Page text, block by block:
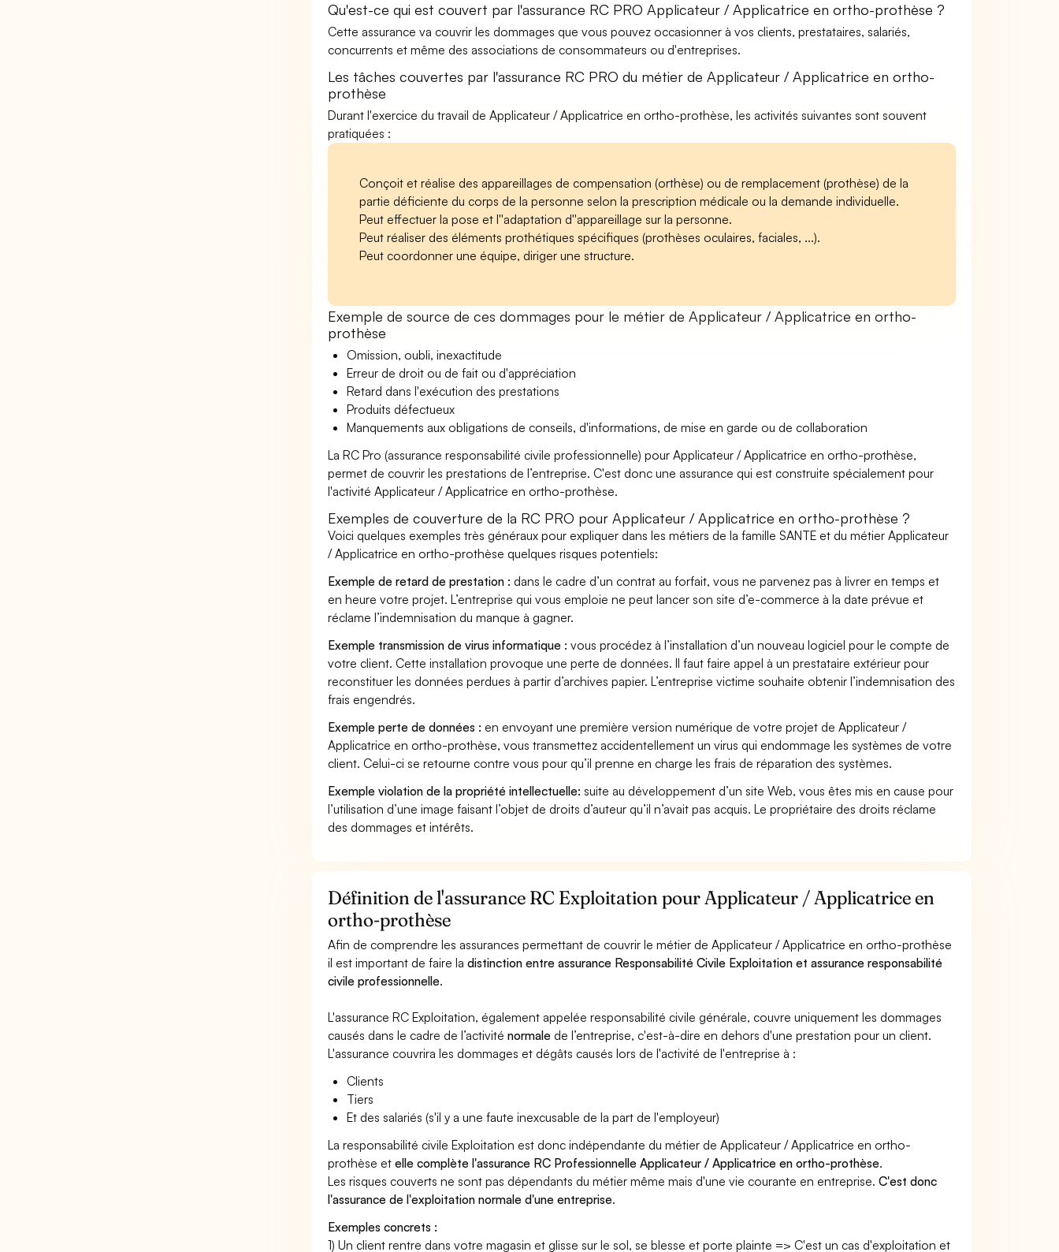
Qu'est-ce qui est couvert par l'assurance RC PRO Applicateur / Applicatrice en ortho-prothèse ?
Cette assurance va couvrir les dommages que vous pouvez occasionner à vos clients, prestataires, salariés,
concurrents et même des associations de consommateurs ou d'entreprises.
Les tâches couvertes par l'assurance RC PRO du métier de Applicateur / Applicatrice en ortho-
prothèse
Durant l'exercice du travail de Applicateur / Applicatrice en ortho-prothèse, les activités suivantes sont souvent
pratiquées :
Conçoit et réalise des appareillages de compensation (orthèse) ou de remplacement (prothèse) de la
partie déficiente du corps de la personne selon la prescription médicale ou la demande individuelle.
Peut effectuer la pose et l''adaptation d''appareillage sur la personne.
Peut réaliser des éléments prothétiques spécifiques (prothèses oculaires, faciales, ...).
Peut coordonner une équipe, diriger une structure.
Exemple de source de ces dommages pour le métier de Applicateur / Applicatrice en ortho-
prothèse
Omission, oubli, inexactitude
Erreur de droit ou de fait ou d'appréciation
Retard dans l'exécution des prestations
Produits défectueux
Manquements aux obligations de conseils, d'informations, de mise en garde ou de collaboration
La RC Pro (assurance responsabilité civile professionnelle) pour Applicateur / Applicatrice en ortho-prothèse,
permet de couvrir les prestations de l’entreprise. C'est donc une assurance qui est construite spécialement pour
l'activité Applicateur / Applicatrice en ortho-prothèse.
Exemples de couverture de la RC PRO pour Applicateur / Applicatrice en ortho-prothèse ?
Voici quelques exemples très généraux pour expliquer dans les métiers de la famille SANTE et du métier Applicateur
/ Applicatrice en ortho-prothèse quelques risques potentiels:
Exemple de retard de prestation : dans le cadre d’un contrat au forfait, vous ne parvenez pas à livrer en temps et
en heure votre projet. L’entreprise qui vous emploie ne peut lancer son site d’e-commerce à la date prévue et
réclame l’indemnisation du manque à gagner.
Exemple transmission de virus informatique : vous procédez à l’installation d’un nouveau logiciel pour le compte de
votre client. Cette installation provoque une perte de données. Il faut faire appel à un prestataire extérieur pour
reconstituer les données perdues à partir d’archives papier. L’entreprise victime souhaite obtenir l’indemnisation des
frais engendrés.
Exemple perte de données : en envoyant une première version numérique de votre projet de Applicateur /
Applicatrice en ortho-prothèse, vous transmettez accidentellement un virus qui endommage les systèmes de votre
client. Celui-ci se retourne contre vous pour qu’il prenne en charge les frais de réparation des systèmes.
Exemple violation de la propriété intellectuelle: suite au développement d’un site Web, vous êtes mis en cause pour
l’utilisation d’une image faisant l’objet de droits d’auteur qu’il n’avait pas acquis. Le propriétaire des droits réclame
des dommages et intérêts.
Définition de l'assurance RC Exploitation pour Applicateur / Applicatrice en
ortho-prothèse
Afin de comprendre les assurances permettant de couvrir le métier de Applicateur / Applicatrice en ortho-prothèse
il est important de faire ladistinction entre assurance Responsabilité Civile Exploitation et assurance responsabilité
civile professionnelle.
L'assurance RC Exploitation, également appelée responsabilité civile générale, couvre uniquement les dommages
causés dans le cadre de l’activiténormale de l’entreprise, c'est-à-dire en dehors d'une prestation pour un client.
L'assurance couvrira les dommages et dégâts causés lors de l'activité de l'entreprise à :
Clients
Tiers
Et des salariés (s'il y a une faute inexcusable de la part de l'employeur)
La responsabilité civile Exploitation est donc indépendante du métier de Applicateur / Applicatrice en ortho-
prothèse etelle complète l'assurance RC Professionnelle Applicateur / Applicatrice en ortho-prothèse.
Les risques couverts ne sont pas dépendants du métier même mais d'une vie courante en entreprise.C'est donc
l'assurance de l'exploitation normale d'une entreprise.
Exemples concrets :
1) Un client rentre dans votre magasin et glisse sur le sol, se blesse et porte plainte => C'est un cas d'exploitation et